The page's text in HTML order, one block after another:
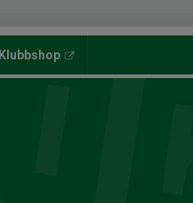
Klubbshop